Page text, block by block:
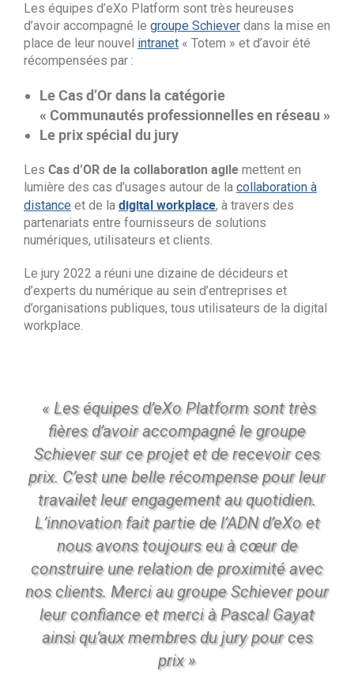
Contactez-nous
Essayez eXo
Les équipes d’eXo Platform sont très heureuses
d’avoir accompagné le groupe Schiever dans la mise en
place de leur nouvel intranet « Totem » et d’avoir été
récompensées par :
Le Cas d’Or dans la catégorie
« Communautés professionnelles en réseau »
Le prix spécial du jury
Les Cas d’OR de la collaboration agile mettent en
lumière des cas d’usages autour de la collaboration à
distance et de la digital workplace, à travers des
partenariats entre fournisseurs de solutions
numériques, utilisateurs et clients.
Le jury 2022 a réuni une dizaine de décideurs et
d’experts du numérique au sein d’entreprises et
d’organisations publiques, tous utilisateurs de la digital
workplace.
« Les équipes d’eXo Platform sont très
fières d’avoir accompagné le groupe
Schiever sur ce projet et de recevoir ces
prix. C’est une belle récompense pour leur
travailet leur engagement au quotidien.
L’innovation fait partie de l’ADN d’eXo et
nous avons toujours eu à cœur de
construire une relation de proximité avec
nos clients. Merci au groupe Schiever pour
leur confiance et merci à Pascal Gayat
ainsi qu’aux membres du jury pour ces
prix »